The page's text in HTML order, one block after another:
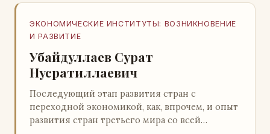
ЭКОНОМИЧЕСКИЕ ИНСТИТУТЫ: ВОЗНИКНОВЕНИЕ
И РАЗВИТИЕ
Убайдуллаев Сурат
Нусратиллаевич
Последующий этап развития стран с
переходной экономикой, как, впрочем, и опыт
развития стран третьего мира со всей